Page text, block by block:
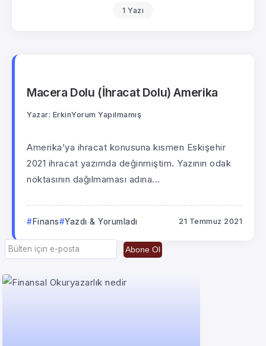
1 Yazı
Macera Dolu (İhracat Dolu) Amerika
Yazar: ErkinYorum Yapılmamış
Amerika’ya ihracat konusuna kısmen Eskişehir
2021 ihracat yazımda değinmiştim. Yazının odak
noktasının dağılmaması adına...
Finans Yazdı & Yorumladı 21 Temmuz 2021
Abone Ol